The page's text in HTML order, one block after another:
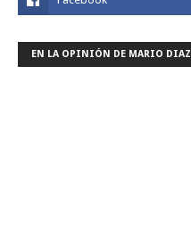
EN LA OPINIÓN DE MARIO DIAZ